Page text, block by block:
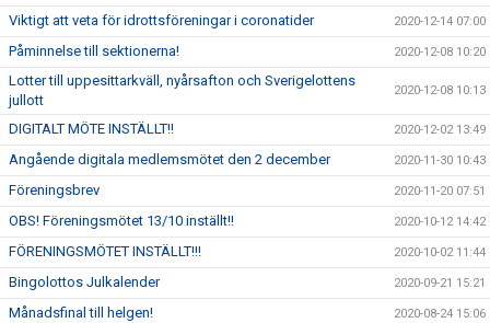
Viktigt att veta för idrottsföreningar i coronatider 2020-12-14 07:00
Påminnelse till sektionerna! 2020-12-08 10:20
Lotter till uppesittarkväll, nyårsafton och Sverigelottens
jullott
2020-12-08 10:13
DIGITALT MÖTE INSTÄLLT!! 2020-12-02 13:49
Angående digitala medlemsmötet den 2 december 2020-11-30 10:43
Föreningsbrev 2020-11-20 07:51
OBS! Föreningsmötet 13/10 inställt!! 2020-10-12 14:42
FÖRENINGSMÖTET INSTÄLLT!!! 2020-10-02 11:44
Bingolottos Julkalender 2020-09-21 15:21
Månadsfinal till helgen! 2020-08-24 15:06